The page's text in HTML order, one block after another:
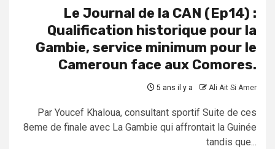
Le Journal de la CAN (Ep14) :
Qualification historique pour la
Gambie, service minimum pour le
Cameroun face aux Comores.
5 ans il y a Ali Ait Si Amer
Par Youcef Khaloua, consultant sportif Suite de ces
8eme de finale avec La Gambie qui affrontait la Guinée
tandis que...